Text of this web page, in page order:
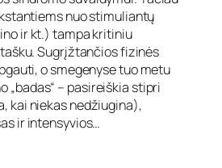
nuo stimuliantų
ir kt.) tampa kritiniu
Sugrįžtančios fizinės
o smegenyse tuo metu
„badas“ – pasireiškia stipri
kai niekas nedžiugina),
ir intensyvios…